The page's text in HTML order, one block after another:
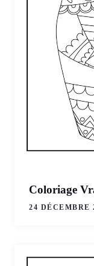
Coloriage
24 DÉCEMBRE